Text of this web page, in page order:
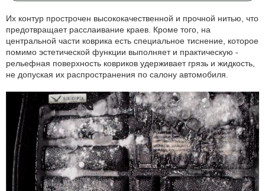
Их контур прострочен высококачественной и прочной нитью, что
предотвращает расслаивание краев. Кроме того, на
центральной части коврика есть специальное тиснение, которое
помимо эстетической функции выполняет и практическую -
рельефная поверхность ковриков удерживает грязь и жидкость,
не допуская их распространения по салону автомобиля.